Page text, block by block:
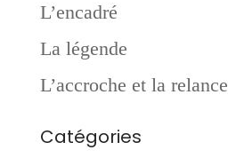
L’encadré
La légende
L’accroche et la relance
Catégories